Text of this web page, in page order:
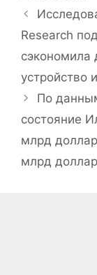
Research
сэкономила
устройство
По
состояние
млрд
млрд